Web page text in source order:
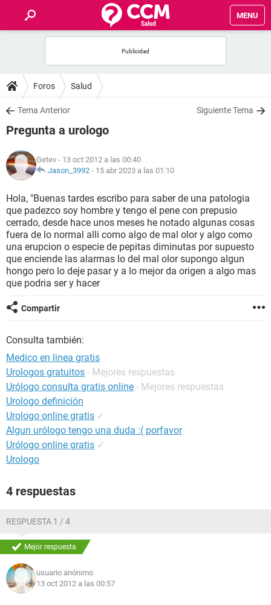
MENU
FOROS
SALUD
FAMILIA
NUTRICIÓN
BIENESTAR
SEXUALIDAD
GLOSARIO
Foros Salud
Tema Anterior Siguiente Tema
Pregunta a urologo
Getev - 13 oct 2012 a las 00:40
Jason_3992 - 15 abr 2023 a las 01:10
Hola, "Buenas tardes escribo para saber de una patologia
que padezco soy hombre y tengo el pene con prepusio
cerrado, desde hace unos meses he notado algunas cosas
fuera de lo normal alli como algo de mal olor y algo como
una erupcion o especie de pepitas diminutas por supuesto
que enciende las alarmas lo del mal olor supongo algun
hongo pero lo deje pasar y a lo mejor da origen a algo mas
que podria ser y hacer
Compartir
Consulta también:
Medico en linea gratis
Urologos gratuitos - Mejores respuestas
Urólogo consulta gratis online - Mejores respuestas
Urologo definición
Urologo online gratis ✓
Algun urólogo tengo una duda :( porfavor
Urólogo online gratis ✓
Urologo
4 respuestas
RESPUESTA 1 / 4
Mejor respuesta
usuario anónimo
13 oct 2012 a las 00:57